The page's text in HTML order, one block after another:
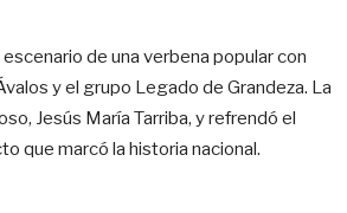
de una verbena popular con
y el grupo Legado de Grandeza. La
Jesús María Tarriba, y refrendó el
que marcó la historia nacional.